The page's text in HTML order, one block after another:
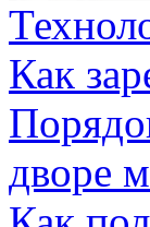
Как
дворе